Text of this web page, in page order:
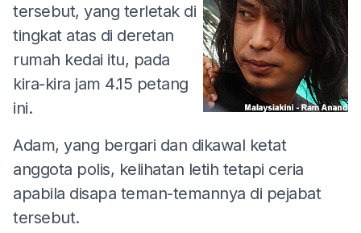
tersebut, yang terletak di
tingkat atas di deretan
rumah kedai itu, pada
kira-kira jam 4.15 petang
ini.
Adam, yang bergari dan dikawal ketat
anggota polis, kelihatan letih tetapi ceria
apabila disapa teman-temannya di pejabat
tersebut.